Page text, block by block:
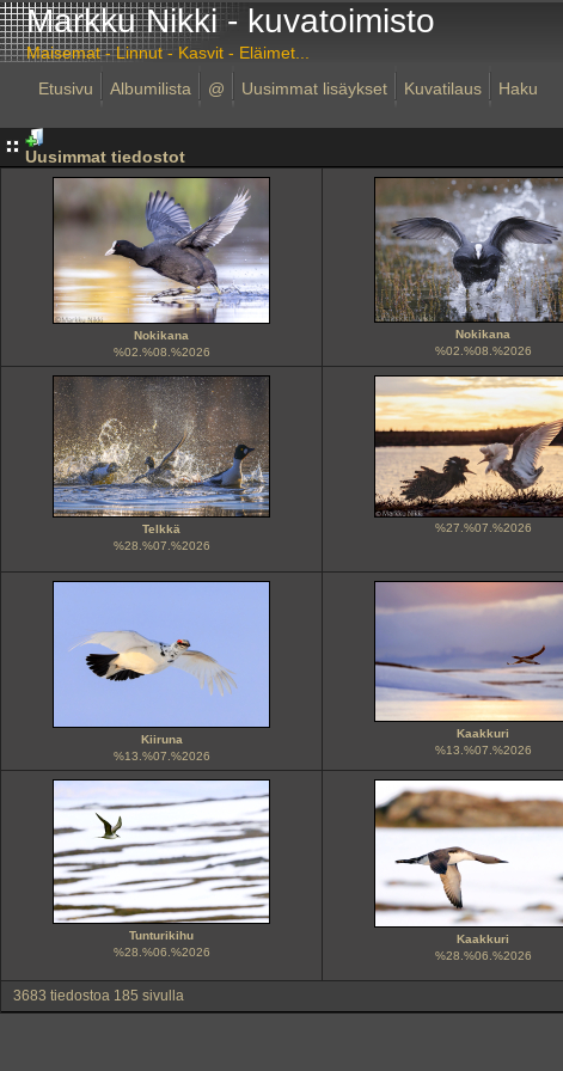
Markku Nikki - kuvatoimisto
Maisemat - Linnut - Kasvit - Eläimet...
Etusivu
Albumilista @ Uusimmat lisäykset Kuvatilaus Haku
Uusimmat tiedostot
Nokikana
%02.%08.%2026
Nokikana
%02.%08.%2026
Telkkä
%28.%07.%2026
%27.%07.%2026
Kiiruna
%13.%07.%2026
Kaakkuri
%13.%07.%2026
Tunturikihu
%28.%06.%2026
Kaakkuri
%28.%06.%2026
3683 tiedostoa 185 sivulla